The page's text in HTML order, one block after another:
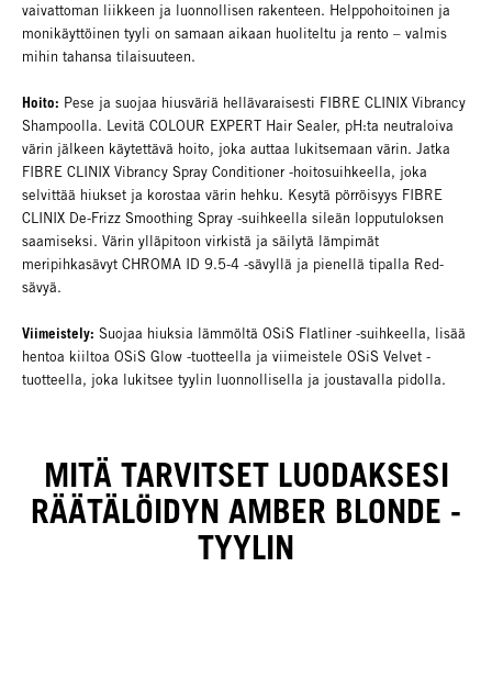
vaivattoman liikkeen ja luonnollisen rakenteen. Helppohoitoinen ja
monikäyttöinen tyyli on samaan aikaan huoliteltu ja rento – valmis
mihin tahansa tilaisuuteen.
Hoito: Pese ja suojaa hiusväriä hellävaraisesti FIBRE CLINIX Vibrancy
Shampoolla. Levitä COLOUR EXPERT Hair Sealer, pH:ta neutraloiva
värin jälkeen käytettävä hoito, joka auttaa lukitsemaan värin. Jatka
FIBRE CLINIX Vibrancy Spray Conditioner -hoitosuihkeella, joka
selvittää hiukset ja korostaa värin hehku. Kesytä pörröisyys FIBRE
CLINIX De-Frizz Smoothing Spray -suihkeella sileän lopputuloksen
saamiseksi. Värin ylläpitoon virkistä ja säilytä lämpimät
meripihkasävyt CHROMA ID 9.5-4 -sävyllä ja pienellä tipalla Red-
sävyä.
Viimeistely: Suojaa hiuksia lämmöltä OSiS Flatliner -suihkeella, lisää
hentoa kiiltoa OSiS Glow -tuotteella ja viimeistele OSiS Velvet -
tuotteella, joka lukitsee tyylin luonnollisella ja joustavalla pidolla.
MITÄ TARVITSET LUODAKSESI
RÄÄTÄLÖIDYN AMBER BLONDE -
TYYLIN